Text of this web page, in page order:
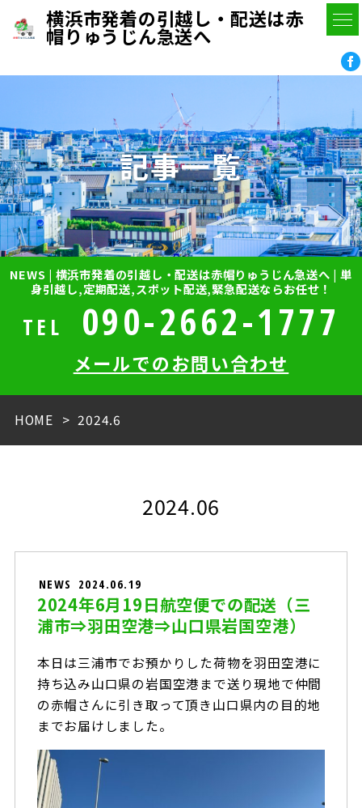
横浜市発着の引越し・配送は赤
帽りゅうじん急送へ
記事一覧
NEWS | 横浜市発着の引越し・配送は赤帽りゅうじん急送へ | 単
身引越し,定期配送,スポット配送,緊急配送ならお任せ！
TEL 090-2662-1777
メールでのお問い合わせ
HOME 2024.6
2024.06
NEWS 2024.06.19
2024年6月19日航空便での配送（三
浦市⇒羽田空港⇒山口県岩国空港）
本日は三浦市でお預かりした荷物を羽田空港に
持ち込み山口県の岩国空港まで送り現地で仲間
の赤帽さんに引き取って頂き山口県内の目的地
までお届けしました。